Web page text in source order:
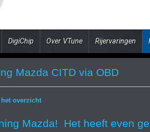
DigiChip Over VTune Rijervaringen
Mazda CITD via OBD
overzicht
Mazda! Het heeft even